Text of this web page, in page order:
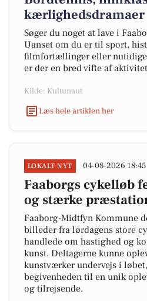
kærlighedsdramaer
Søger du noget at lave i
Uanset om du er til sport,
filmfortællinger eller
er der en bred vifte af
Kilde: Kultunaut
Læs hele artiklen her
LOKALT NYT 04-08-2026 18:45
Faaborgs cykelløb
og stærke
Faaborg-Midtfyn Kommune
billeder fra lørdagens store
handlede om hastighed og
kunst. Deltagerne kunne
kunstværker undervejs i
begivenheden til en unik
og tilrejsende.